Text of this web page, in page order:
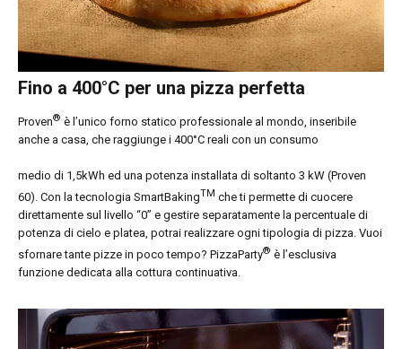
Fino a 400°C per una pizza perfetta
Proven® è l’unico forno statico professionale al mondo, inseribile
anche a casa, che raggiunge i 400°C reali con un consumo
medio di 1,5kWh ed una potenza installata di soltanto 3 kW (Proven
60). Con la tecnologia SmartBakingTM che ti permette di cuocere
direttamente sul livello “0” e gestire separatamente la percentuale di
potenza di cielo e platea, potrai realizzare ogni tipologia di pizza. Vuoi
sfornare tante pizze in poco tempo? PizzaParty® è l’esclusiva
funzione dedicata alla cottura continuativa.